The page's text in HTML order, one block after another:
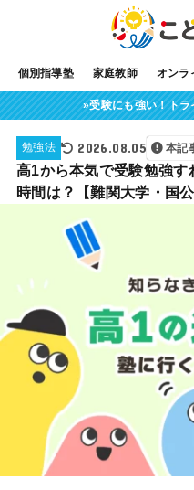
個別指導塾 家庭教師 オンラ
»受験にも強い！ト
勉強法 2026.08.05 本記
高1から本気で受験勉強
時間は？【難関大学・国公